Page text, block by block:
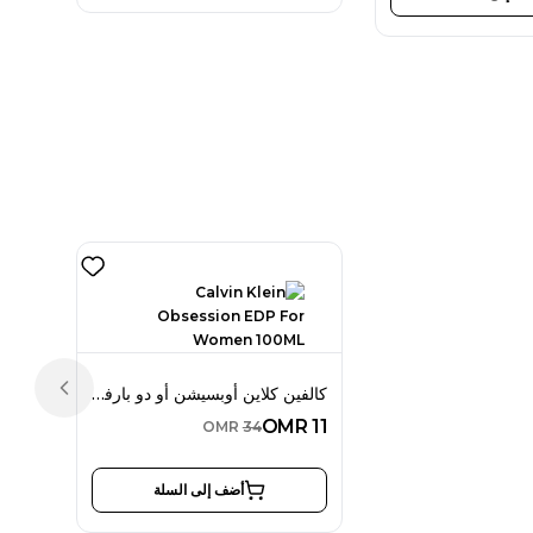
كالفين كلاين أوبسيشن أو دو بارفان 100 مل للنساء
OMR 11
OMR 34
أضف إلى السلة
Previous slide